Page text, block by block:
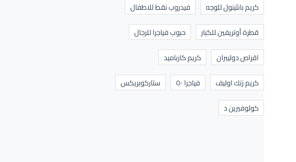
كريم بانثينول للوجه
فيدروب نقط للاطفال
قطرة أوتريفين للكبار
حبوب فياجرا للرجال
اقراص دوليبران
كريم كارباميد
كريم زنك اوليف
فياجرا ٥٠
ستاركوبريكس
كولوفيرين د